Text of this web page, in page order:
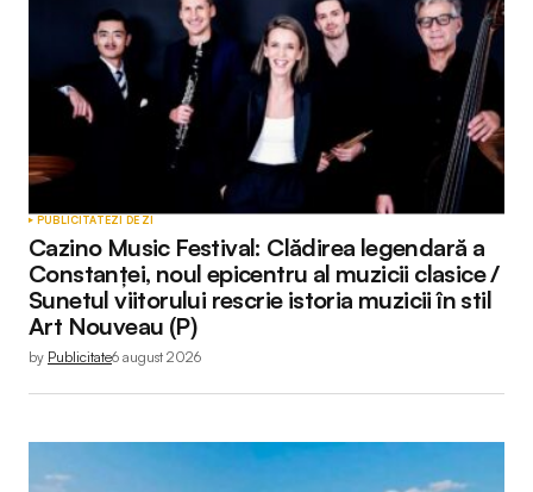
PUBLICITATEZI DE ZI
Cazino Music Festival: Clădirea legendară a
Constanței, noul epicentru al muzicii clasice /
Sunetul viitorului rescrie istoria muzicii în stil
Art Nouveau (P)
by Publicitate6 august 2026